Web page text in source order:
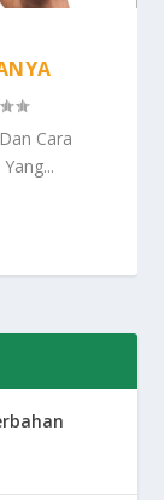
Cara